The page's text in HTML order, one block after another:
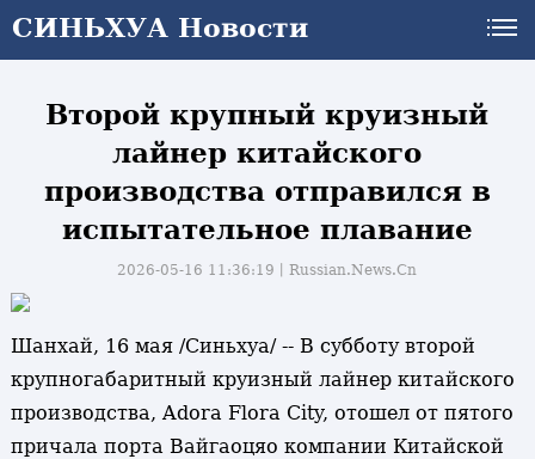
СИНЬХУА Новости
СИНЬХУА Новости
Второй крупный круизный
лайнер китайского
производства отправился в
испытательное плавание
2026-05-16 11:36:19丨Russian.News.Cn
Шанхай, 16 мая /Синьхуа/ -- В субботу второй
крупногабаритный круизный лайнер китайского
производства, Adora Flora City, отошел от пятого
причала порта Вайгаоцяо компании Китайской